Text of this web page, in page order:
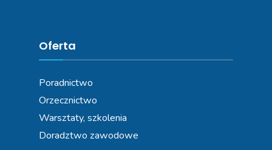
Oferta
Poradnictwo
Orzecznictwo
Warsztaty, szkolenia
Doradztwo zawodowe